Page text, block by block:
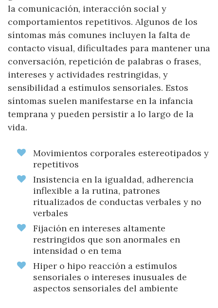
la comunicación, interacción social y
comportamientos repetitivos. Algunos de los
síntomas más comunes incluyen la falta de
contacto visual, dificultades para mantener una
conversación, repetición de palabras o frases,
intereses y actividades restringidas, y
sensibilidad a estímulos sensoriales. Estos
síntomas suelen manifestarse en la infancia
temprana y pueden persistir a lo largo de la
vida.
Movimientos corporales estereotipados y
repetitivos
Insistencia en la igualdad, adherencia
inflexible a la rutina, patrones
ritualizados de conductas verbales y no
verbales
Fijación en intereses altamente
restringidos que son anormales en
intensidad o en tema
Hiper o hipo reacción a estímulos
sensoriales o intereses inusuales de
aspectos sensoriales del ambiente